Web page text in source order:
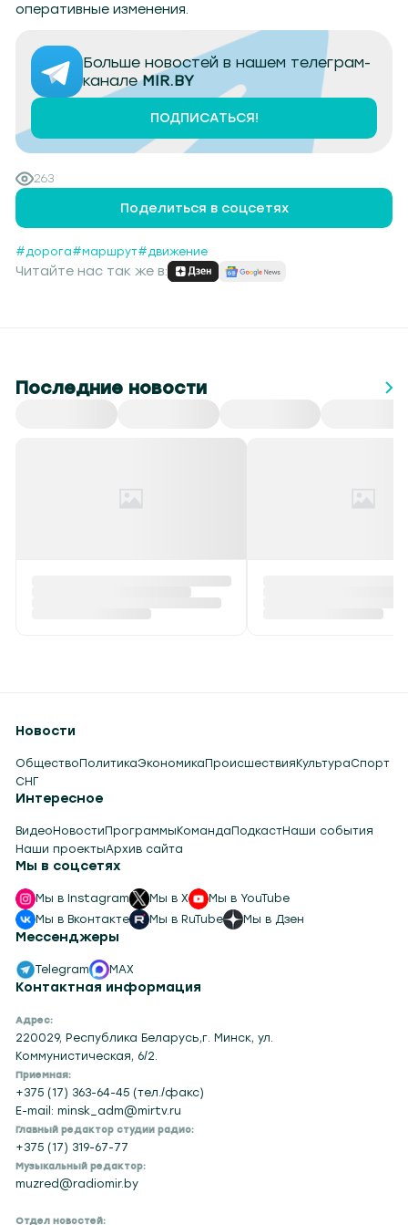
оперативные изменения.
Больше новостей в нашем телеграм-
каналеMIR.BY
ПОДПИСАТЬСЯ!
263
Поделиться в соцсетях
#дорога#маршрут#движение
Читайте нас так же в:
Последние новости
Культура Происшествия
канализационный колодец
в Столинском районе
Контактная информация
220029, Республика Беларусь,г. Минск, ул.
Коммунистическая, 6/2.
Приемная:
+375 (17) 363-64-45 (тел./факс)
E-mail: minsk_adm@mirtv.ru
Главный редактор студии радио:
+375 (17) 319-67-77
Музыкальный редактор:
Новости
Общество
Интересное
ВидеоНовостиПрограммыКоманда
Наши проекты
Мы в соцсетях
Мы в Instagram Мы в X
Мы в YouTube
Мы в Вконтакте
Мессенджеры
MAX